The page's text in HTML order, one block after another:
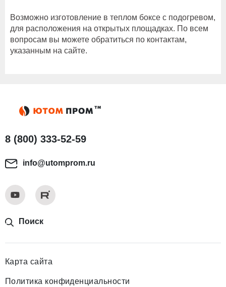
Возможно изготовление в теплом боксе с подогревом,
для расположения на открытых площадках. По всем
вопросам вы можете обратиться по контактам,
указанным на сайте.
8 (800) 333-52-59
info@utomprom.ru
Поиск
Карта сайта
Политика конфиденциальности